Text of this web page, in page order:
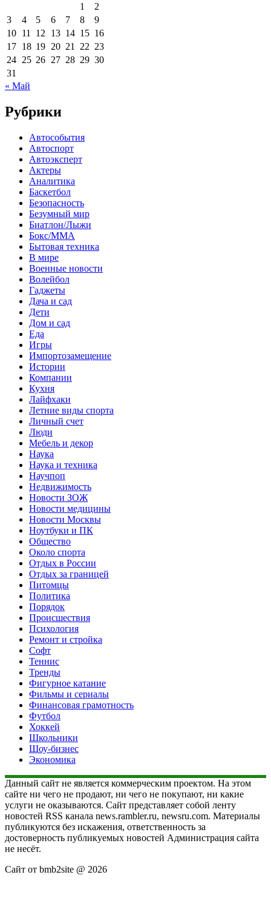
1
2
3
4 5 6 7 8
9
10 11 12 13 14 15 16
17 18 19 20 21 22 23
24 25 26 27 28 29 30
31
« Май
Рубрики
Автособытия
Автоспорт
Автоэксперт
Актеры
Аналитика
Баскетбол
Безопасность
Безумный мир
Биатлон/Лыжи
Бокс/MMA
Бытовая техника
В мире
Военные новости
Волейбол
Гаджеты
Дача и сад
Дети
Дом и сад
Еда
Игры
Импортозамещение
Истории
Компании
Кухня
Лайфхаки
Летние виды спорта
Личный счет
Люди
Мебель и декор
Наука
Наука и техника
Научпоп
Недвижимость
Новости ЗОЖ
Новости медицины
Новости Москвы
Ноутбуки и ПК
Общество
Около спорта
Отдых в России
Отдых за границей
Питомцы
Политика
Порядок
Происшествия
Психология
Ремонт и стройка
Софт
Теннис
Тренды
Фигурное катание
Фильмы и сериалы
Финансовая грамотность
Футбол
Хоккей
Школьники
Шоу-бизнес
Экономика
Данный сайт не является коммерческим проектом. На этом
сайте ни чего не продают, ни чего не покупают, ни какие
услуги не оказываются. Сайт представляет собой ленту
новостей RSS канала news.rambler.ru, newsru.com. Материалы
публикуются без искажения, ответственность за
достоверность публикуемых новостей Администрация сайта
не несёт.
Сайт от bmb2site @ 2026